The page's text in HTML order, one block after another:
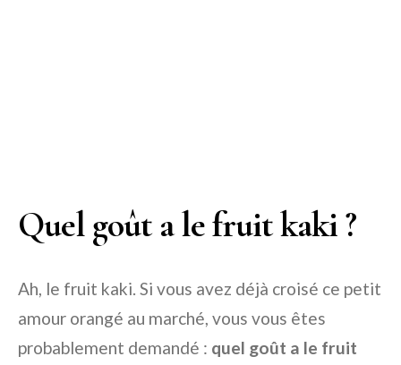
Quel goût a le fruit kaki ?
Ah, le fruit kaki. Si vous avez déjà croisé ce petit
amour orangé au marché, vous vous êtes
probablement demandé : quel goût a le fruit